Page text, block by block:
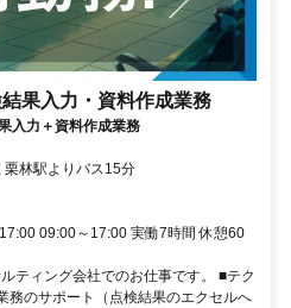
果入力・資料作成業務
入力＋資料作成業務
交通アクセス 最寄駅：栗林駅 栗林駅よりバス15分
09:00～17:00 実働7時間 休憩60
ティング会社でのお仕事です。 ■テク
務のサポート（点検結果のエクセルへ